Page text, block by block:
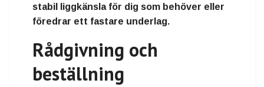
stabil liggkänsla för dig som behöver eller
föredrar ett fastare underlag.
Rådgivning och
beställning